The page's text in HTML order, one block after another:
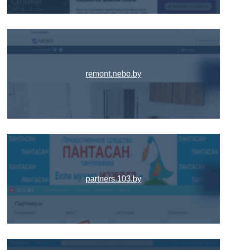
remont.nebo.by
partners.103.by